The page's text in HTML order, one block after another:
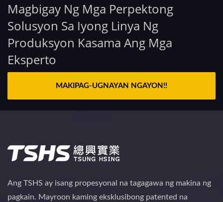
Magbigay Ng Mga Perpektong
Solusyon Sa Iyong Linya Ng
Produksyon Kasama Ang Mga
Eksperto
MAKIPAG-UGNAYAN NGAYON!!
Ang TSHS ay isang propesyonal na tagagawa ng makina ng
pagkain. Mayroon kaming eksklusibong patented na